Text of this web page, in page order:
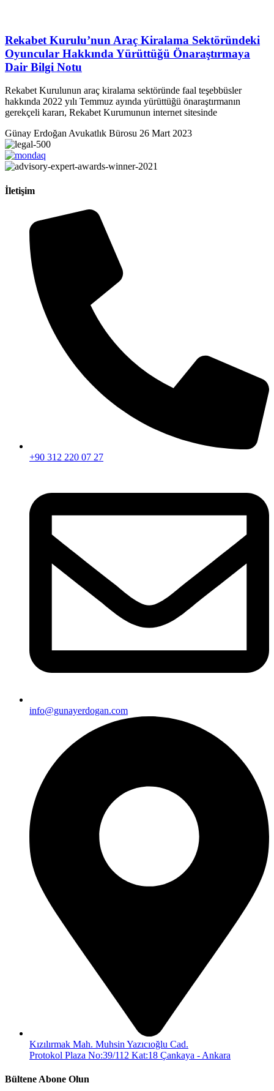
Rekabet Kurulu’nun Araç Kiralama Sektöründeki
Oyuncular Hakkında Yürüttüğü Önaraştırmaya
Dair Bilgi Notu
Rekabet Kurulunun araç kiralama sektöründe faal teşebbüsler
hakkında 2022 yılı Temmuz ayında yürüttüğü önaraştırmanın
gerekçeli kararı, Rekabet Kurumunun internet sitesinde
Günay Erdoğan Avukatlık Bürosu 26 Mart 2023
İletişim
+90 312 220 07 27
info@gunayerdogan.com
Kızılırmak Mah. Muhsin Yazıcıoğlu Cad.
Protokol Plaza No:39/112 Kat:18 Çankaya - Ankara
Bültene Abone Olun